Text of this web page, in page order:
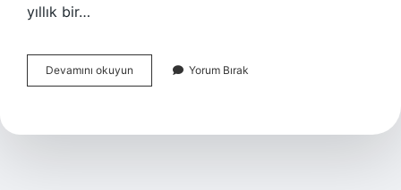
yıllık bir…
Devamını okuyun Türkiyenin
En
Üniversitesi
Yorum Bırak